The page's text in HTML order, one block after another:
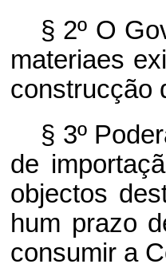
§ 2º O
materiaes
construcção
§ 3º
de
objectos
hum prazo
consumir a